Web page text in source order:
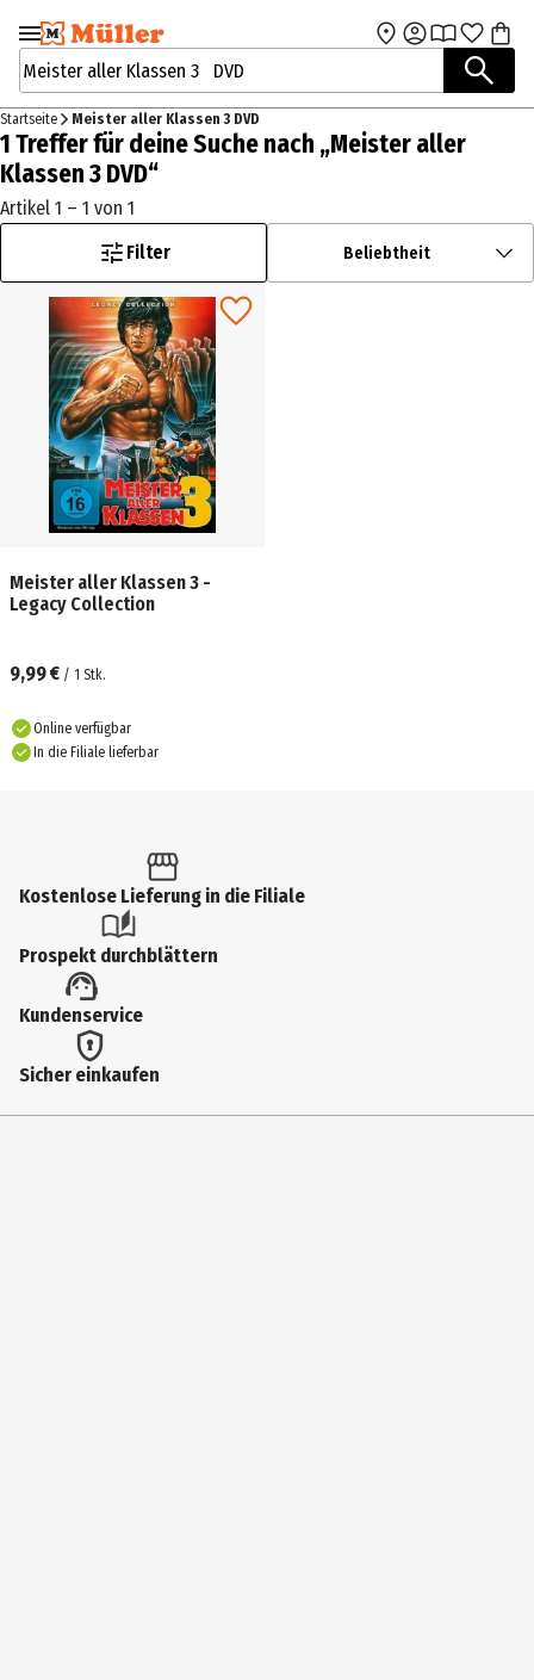
Zur Navigation
springen
Zum Hauptinhalt
Suchbegriffe / Artikelnummer
Startseite Meister aller Klassen 3 DVD
1 Treffer für deine Suche nach „Meister aller
Klassen 3 DVD“
Artikel 1 – 1 von 1
Filter
Beliebtheit
Meister aller Klassen 3 -
Legacy Collection
9,99 € / 1 Stk.
Online verfügbar
In die Filiale lieferbar
Kostenlose Lieferung in die Filiale
Prospekt durchblättern
Kundenservice
Sicher einkaufen